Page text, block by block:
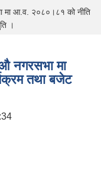
मा आ.व. २०८०।८१ को नीति
।
नगरसभा मा
तथा बजेट